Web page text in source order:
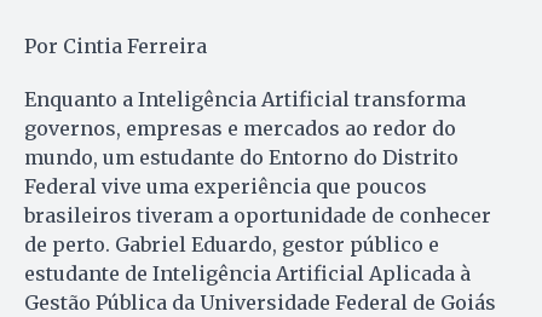
Por Cintia Ferreira
Enquanto a Inteligência Artificial transforma
governos, empresas e mercados ao redor do
mundo, um estudante do Entorno do Distrito
Federal vive uma experiência que poucos
brasileiros tiveram a oportunidade de conhecer
de perto. Gabriel Eduardo, gestor público e
estudante de Inteligência Artificial Aplicada à
Gestão Pública da Universidade Federal de Goiás